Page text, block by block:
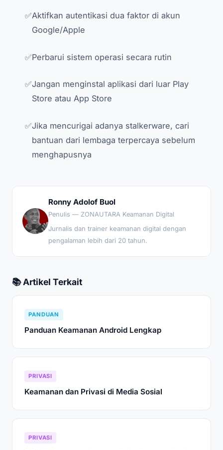
Aktifkan autentikasi dua faktor di akun
Google/Apple
Perbarui sistem operasi secara rutin
Jangan menginstal aplikasi dari luar Play
Store atau App Store
Jika mencurigai adanya stalkerware, cari
bantuan dari lembaga terpercaya sebelum
menghapusnya
Ronny Adolof Buol
Penulis — ZONAUTARA Keamanan Digital
Jurnalis dan trainer keamanan digital dengan
pengalaman lebih dari 20 tahun.
📚 Artikel Terkait
PANDUAN
Panduan Keamanan Android Lengkap
PRIVASI
Keamanan dan Privasi di Media Sosial
PRIVASI